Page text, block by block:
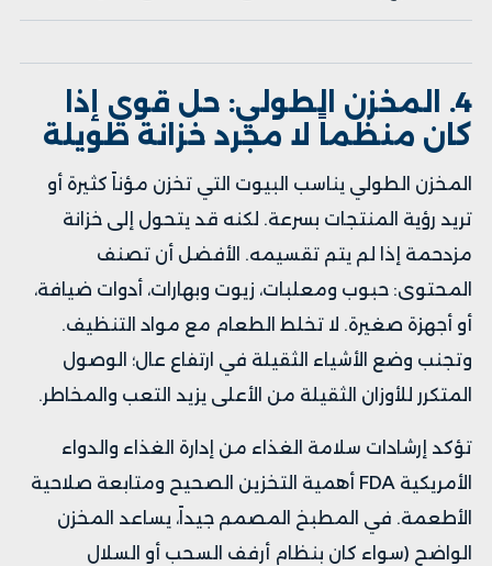
4. المخزن الطولي: حل قوي إذا
كان منظماً لا مجرد خزانة طويلة
المخزن الطولي يناسب البيوت التي تخزن مؤناً كثيرة أو
تريد رؤية المنتجات بسرعة. لكنه قد يتحول إلى خزانة
مزدحمة إذا لم يتم تقسيمه. الأفضل أن تصنف
المحتوى: حبوب ومعلبات، زيوت وبهارات، أدوات ضيافة،
أو أجهزة صغيرة. لا تخلط الطعام مع مواد التنظيف.
وتجنب وضع الأشياء الثقيلة في ارتفاع عال؛ الوصول
المتكرر للأوزان الثقيلة من الأعلى يزيد التعب والمخاطر.
تؤكد إرشادات سلامة الغذاء من إدارة الغذاء والدواء
الأمريكية FDA أهمية التخزين الصحيح ومتابعة صلاحية
الأطعمة. في المطبخ المصمم جيداً، يساعد المخزن
الواضح (سواء كان بنظام أرفف السحب أو السلال